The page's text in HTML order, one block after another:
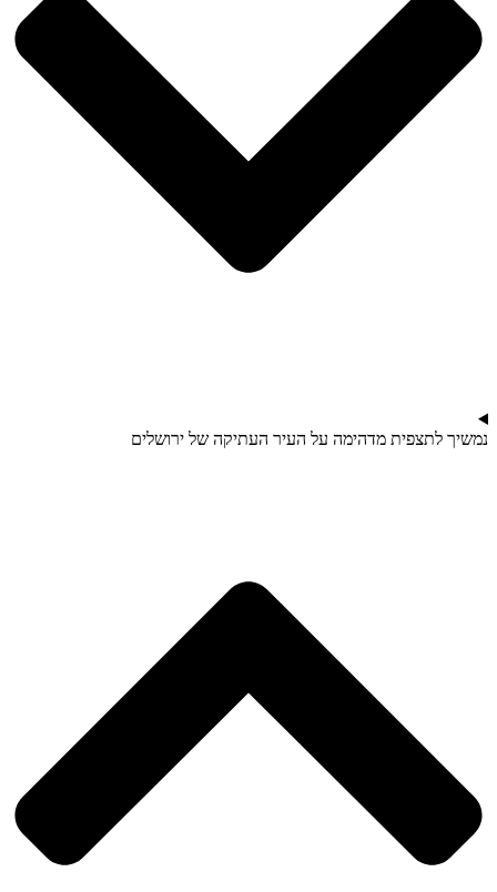
נמשיך לתצפית מדהימה על העיר העתיקה של ירושלים